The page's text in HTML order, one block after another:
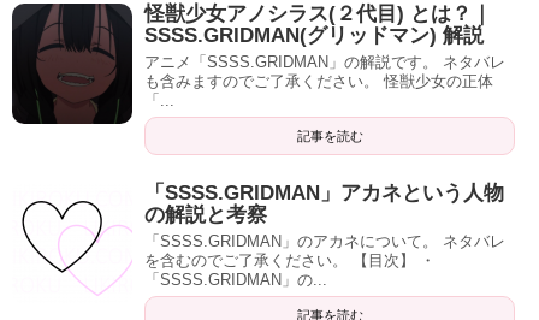
怪獣少女アノシラス(２代目) とは？｜
SSSS.GRIDMAN(グリッドマン) 解説
アニメ「SSSS.GRIDMAN」の解説です。 ネタバレ
も含みますのでご了承ください。 怪獣少女の正体
「...
記事を読む
「SSSS.GRIDMAN」アカネという人物
の解説と考察
「SSSS.GRIDMAN」のアカネについて。 ネタバレ
を含むのでご了承ください。 【目次】 ・
「SSSS.GRIDMAN」の...
記事を読む